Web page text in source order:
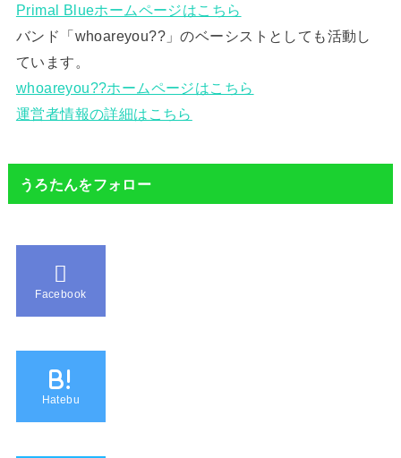
Primal Blueホームページはこちら
バンド「whoareyou??」のベーシストとしても活動し
ています。
whoareyou??ホームページはこちら
運営者情報の詳細はこちら
うろたんをフォロー
Facebook
B!
Hatebu